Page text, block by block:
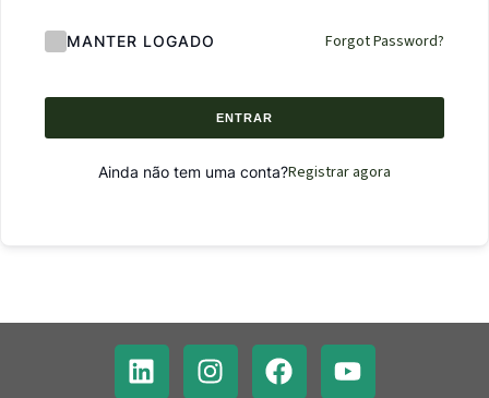
MANTER LOGADO Forgot Password?
ENTRAR
Ainda não tem uma conta?Registrar agora